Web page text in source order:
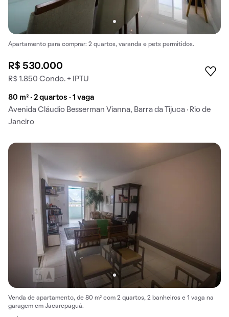
Apartamento para comprar: 2 quartos, varanda e pets permitidos.
R$ 530.000
R$ 1.850 Condo. + IPTU
80 m² · 2 quartos · 1 vaga
Avenida Cláudio Besserman Vianna, Barra da Tijuca · Rio de
Janeiro
Venda de apartamento, de 80 m² com 2 quartos, 2 banheiros e 1 vaga na
garagem em Jacarepaguá.